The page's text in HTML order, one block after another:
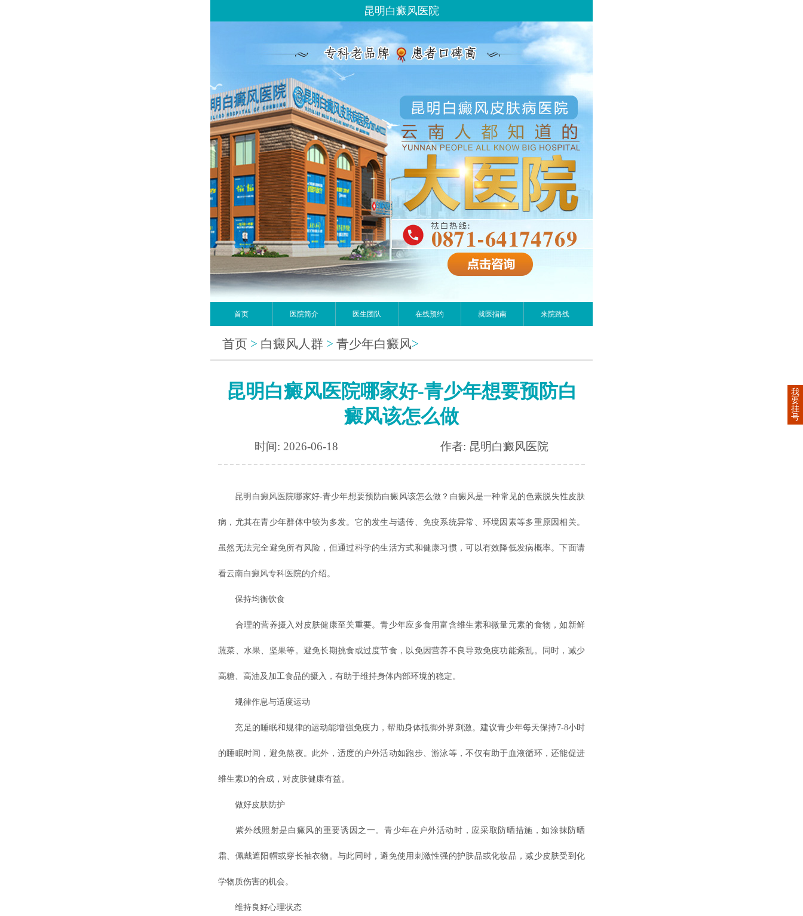
昆明白癜风医院
首页 医院简介 医生团队 在线预约 就医指南 来院路线
首页 > 白癜风人群 > 青少年白癜风>
昆明白癜风医院哪家好-青少年想要预防白
癜风该怎么做
时间: 2026-06-18 作者: 昆明白癜风医院
昆明白癜风医院哪家好-青少年想要预防白癜风该怎么做？白癜风是一种常见的色素脱失性皮肤
病，尤其在青少年群体中较为多发。它的发生与遗传、免疫系统异常、环境因素等多重原因相关。
虽然无法完全避免所有风险，但通过科学的生活方式和健康习惯，可以有效降低发病概率。下面请
看云南白癜风专科医院的介绍。
保持均衡饮食
合理的营养摄入对皮肤健康至关重要。青少年应多食用富含维生素和微量元素的食物，如新鲜
蔬菜、水果、坚果等。避免长期挑食或过度节食，以免因营养不良导致免疫功能紊乱。同时，减少
高糖、高油及加工食品的摄入，有助于维持身体内部环境的稳定。
规律作息与适度运动
充足的睡眠和规律的运动能增强免疫力，帮助身体抵御外界刺激。建议青少年每天保持7-8小时
的睡眠时间，避免熬夜。此外，适度的户外活动如跑步、游泳等，不仅有助于血液循环，还能促进
维生素D的合成，对皮肤健康有益。
做好皮肤防护
紫外线照射是白癜风的重要诱因之一。青少年在户外活动时，应采取防晒措施，如涂抹防晒
霜、佩戴遮阳帽或穿长袖衣物。与此同时，避免使用刺激性强的护肤品或化妆品，减少皮肤受到化
学物质伤害的机会。
维持良好心理状态
我
要
挂
号